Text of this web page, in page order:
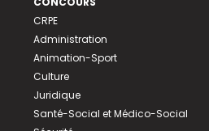
CRPE
Administration
Animation-Sport
Culture
Juridique
Santé-Social et Médico-Social